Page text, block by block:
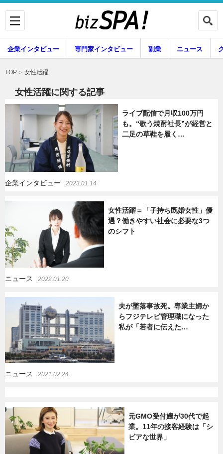
企業インタビュー 専門家インタビュー
副業
暮らし
企業インタビュー 専門家インタビュー 副業 ニュース
暮らし エンタメ
TOP 女性活躍
女性活躍に関する記事
ライブ配信で月収100万円
も。“歌う焼酎社長”が経営と
二足の草鞋を履く…
企業インタビュー 2023.01.14
女性活躍＝「子持ち既婚女性」優
遇？働きやすい社会に必要な3つ
のシフト
ニュース 2022.01.20
夫が墜落事故死。専業主婦か
らフジテレビ管理職になった
私が「若者に伝えた…
ニュース 2021.02.24
元GMO受付嬢が30代で起
業。11年の接客経験は「シ
ビアな世界」